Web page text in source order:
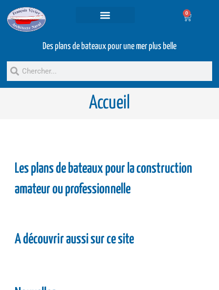
0
Des plans de bateaux pour une mer plus belle
Accueil
Les plans de bateaux pour la construction
amateur ou professionnelle
A découvrir aussi sur ce site